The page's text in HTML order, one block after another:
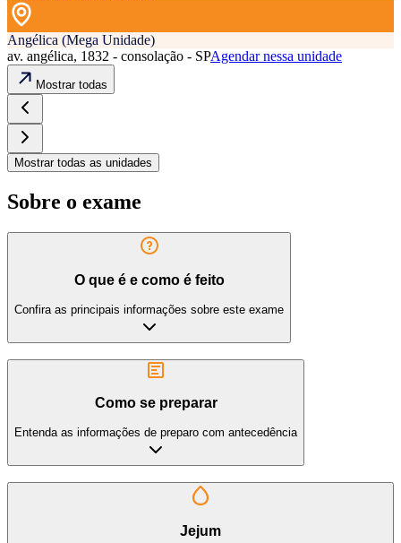
Angélica (Mega Unidade)
av. angélica, 1832 - consolação - SPAgendar nessa unidade
Mostrar todas
Mostrar todas as unidades
Sobre o exame
O que é e como é feito
Confira as principais informações sobre este exame
Como se preparar
Entenda as informações de preparo com antecedência
Jejum